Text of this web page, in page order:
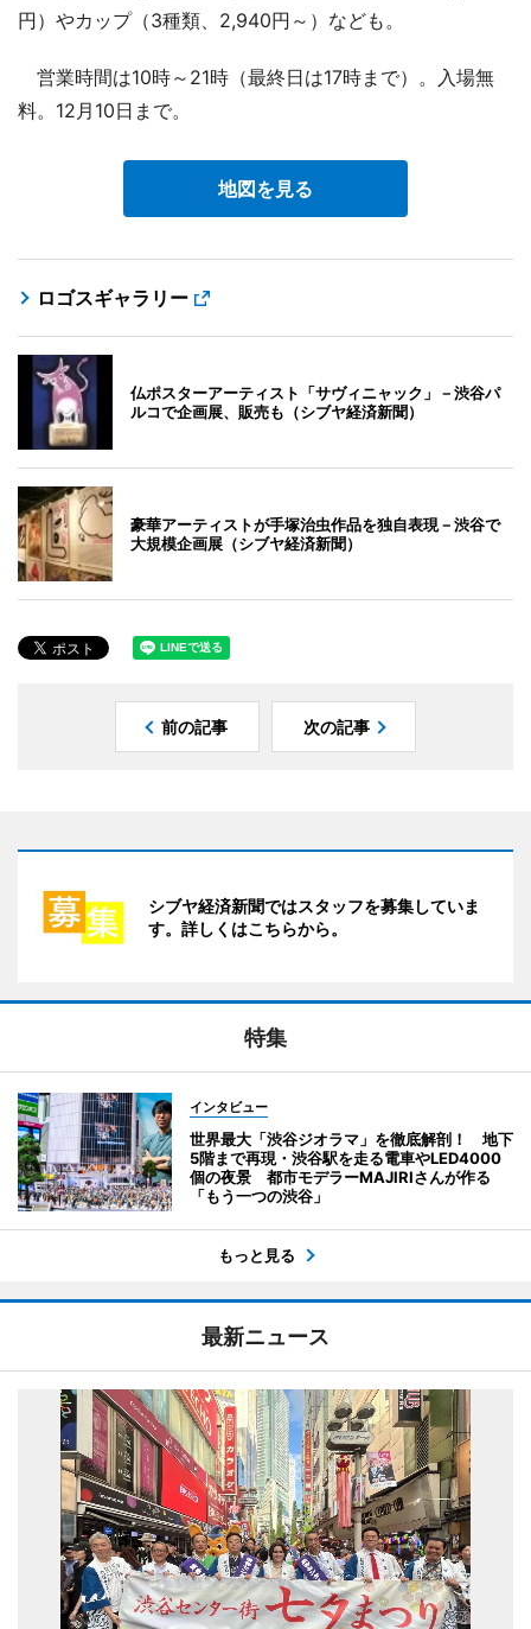
円）やカップ（3種類、2,940円～）なども。
営業時間は10時～21時（最終日は17時まで）。入場無
料。12月10日まで。
地図を見る
ロゴスギャラリー
仏ポスターアーティスト「サヴィニャック」－渋谷パ
ルコで企画展、販売も（シブヤ経済新聞）
豪華アーティストが手塚治虫作品を独自表現－渋谷で
大規模企画展（シブヤ経済新聞）
前の記事 次の記事
シブヤ経済新聞ではスタッフを募集していま
す。詳しくはこちらから。
特集
インタビュー
世界最大「渋谷ジオラマ」を徹底解剖！ 地下
5階まで再現・渋谷駅を走る電車やLED4000
個の夜景 都市モデラーMAJIRIさんが作る
「もう一つの渋谷」
もっと見る
最新ニュース